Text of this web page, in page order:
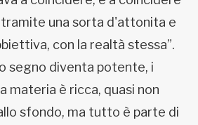
una sorta d'attonita e
con la realtà stessa”.
segno diventa potente, i
materia è ricca, quasi non
sfondo, ma tutto è parte di